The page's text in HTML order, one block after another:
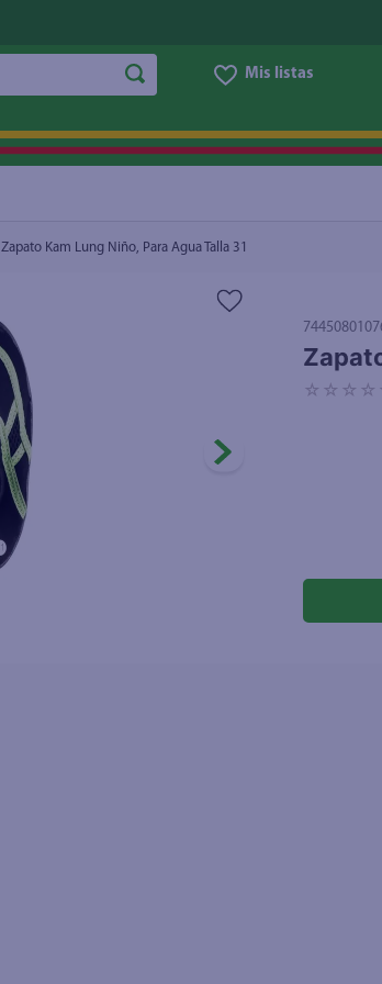
Mis listas
Zapato Kam Lung Niño, Para Agua Talla 31
☆ ☆ ☆ ☆